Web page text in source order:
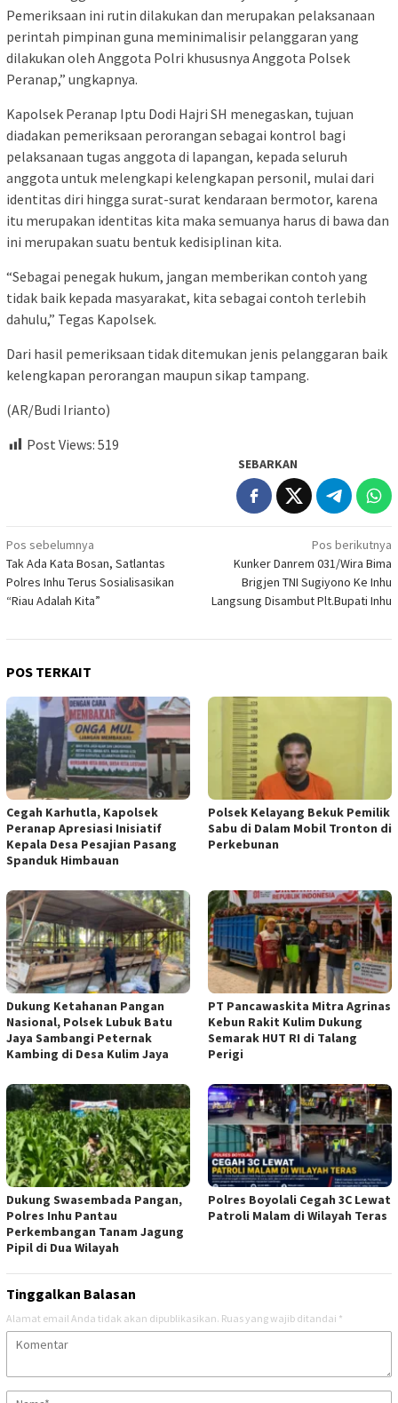
Pemeriksaan ini rutin dilakukan dan merupakan pelaksanaan
perintah pimpinan guna meminimalisir pelanggaran yang
dilakukan oleh Anggota Polri khususnya Anggota Polsek
Peranap,” ungkapnya.
Kapolsek Peranap Iptu Dodi Hajri SH menegaskan, tujuan
diadakan pemeriksaan perorangan sebagai kontrol bagi
pelaksanaan tugas anggota di lapangan, kepada seluruh
anggota untuk melengkapi kelengkapan personil, mulai dari
identitas diri hingga surat-surat kendaraan bermotor, karena
itu merupakan identitas kita maka semuanya harus di bawa dan
ini merupakan suatu bentuk kedisiplinan kita.
“Sebagai penegak hukum, jangan memberikan contoh yang
tidak baik kepada masyarakat, kita sebagai contoh terlebih
dahulu,” Tegas Kapolsek.
Dari hasil pemeriksaan tidak ditemukan jenis pelanggaran baik
kelengkapan perorangan maupun sikap tampang.
(AR/Budi Irianto)
Post Views: 519
SEBARKAN
Navigasi
pos
Pos sebelumnya
Tak Ada Kata Bosan, Satlantas
Polres Inhu Terus Sosialisasikan
“Riau Adalah Kita”
Pos berikutnya
Kunker Danrem 031/Wira Bima
Brigjen TNI Sugiyono Ke Inhu
Langsung Disambut Plt.Bupati Inhu
POS TERKAIT
Cegah Karhutla, Kapolsek
Peranap Apresiasi Inisiatif
Kepala Desa Pesajian Pasang
Spanduk Himbauan
Polsek Kelayang Bekuk Pemilik
Sabu di Dalam Mobil Tronton di
Perkebunan
Dukung Ketahanan Pangan
Nasional, Polsek Lubuk Batu
Jaya Sambangi Peternak
Kambing di Desa Kulim Jaya
‎PT Pancawaskita Mitra Agrinas
Kebun Rakit Kulim Dukung
Semarak HUT RI di Talang
Perigi
Dukung Swasembada Pangan,
Polres Inhu Pantau
Perkembangan Tanam Jagung
Pipil di Dua Wilayah
Polres Boyolali Cegah 3C Lewat
Patroli Malam di Wilayah Teras
Tinggalkan Balasan
Alamat email Anda tidak akan dipublikasikan. Ruas yang wajib ditandai *